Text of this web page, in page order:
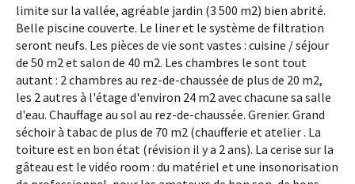
limite sur la vallée, agréable jardin (3 500 m2) bien abrité.
Belle piscine couverte. Le liner et le système de filtration
seront neufs. Les pièces de vie sont vastes : cuisine / séjour
de 50 m2 et salon de 40 m2. Les chambres le sont tout
autant : 2 chambres au rez-de-chaussée de plus de 20 m2,
les 2 autres à l'étage d'environ 24 m2 avec chacune sa salle
d'eau. Chauffage au sol au rez-de-chaussée. Grenier. Grand
séchoir à tabac de plus de 70 m2 (chaufferie et atelier . La
toiture est en bon état (révision il y a 2 ans). La cerise sur la
gâteau est le vidéo room : du matériel et une insonorisation